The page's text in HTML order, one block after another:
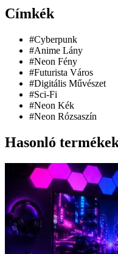
Címkék
#Cyberpunk
#Anime Lány
#Neon Fény
#Futurista Város
#Digitális Művészet
#Sci-Fi
#Neon Kék
#Neon Rózsaszín
Hasonló